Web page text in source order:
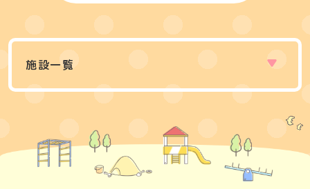
施設一覧